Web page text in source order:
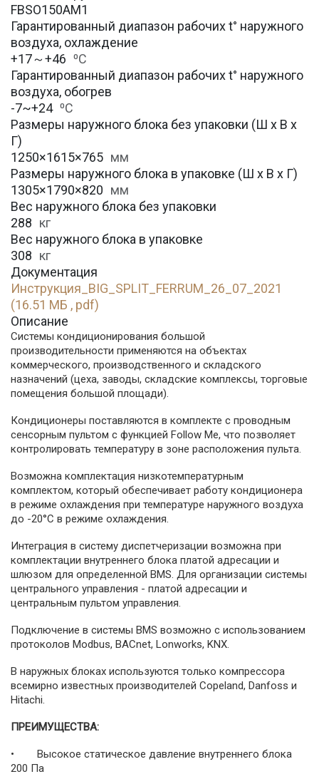
FBSO150AM1
Гарантированный диапазон рабочих t° наружного
воздуха, охлаждение
+17～+46 ⁰С
Гарантированный диапазон рабочих t° наружного
воздуха, обогрев
-7~+24 ⁰С
Размеры наружного блока без упаковки (Ш х В х
Г)
1250×1615×765 мм
Размеры наружного блока в упаковке (Ш х В х Г)
1305×1790×820 мм
Вес наружного блока без упаковки
288 кг
Вес наружного блока в упаковке
308 кг
Документация
Инструкция_BIG_SPLIT_FERRUM_26_07_2021
(16.51 МБ , pdf)
Описание
Системы кондиционирования большой
производительности применяются на объектах
коммерческого, производственного и складского
назначений (цеха, заводы, складские комплексы, торговые
помещения большой площади).
Кондиционеры поставляются в комплекте с проводным
сенсорным пультом с функцией Follow Me, что позволяет
контролировать температуру в зоне расположения пульта.
Возможна комплектация низкотемпературным
комплектом, который обеспечивает работу кондиционера
в режиме охлаждения при температуре наружного воздуха
до -20°С в режиме охлаждения.
Интеграция в систему диспетчеризации возможна при
комплектации внутреннего блока платой адресации и
шлюзом для определенной BMS. Для организации системы
центрального управления - платой адресации и
центральным пультом управления.
Подключение в системы BMS возможно с использованием
протоколов Modbus, BACnet, Lonworks, KNX.
В наружных блоках используются только компрессора
всемирно известных производителей Copeland, Danfoss и
Hitachi.
ПРЕИМУЩЕСТВА:
• Высокое статическое давление внутреннего блока
200 Па